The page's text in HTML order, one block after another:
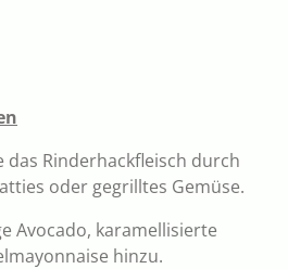
das Rinderhackfleisch durch
oder gegrilltes Gemüse.
Avocado, karamellisierte
hinzu.